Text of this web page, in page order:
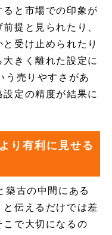
と市場での印象が
提と見られたり、
受け止められたり
きく離れた設定に
う売りやすさがあ
定の精度が結果に
り有利に見せる
築古の中間にある
伝えるだけでは差
こで大切になるの